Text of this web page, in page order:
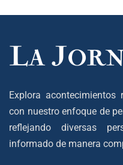
Explora
con nuestro enfoque de
reflejando diversas
informado de manera